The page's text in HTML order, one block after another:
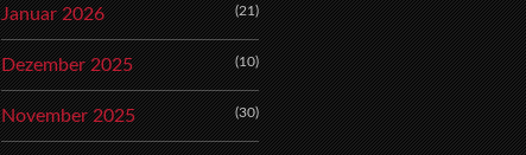
Januar 2026 (21)
Dezember 2025 (10)
November 2025 (30)